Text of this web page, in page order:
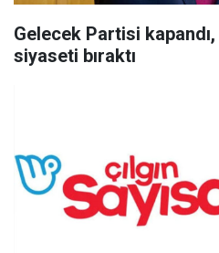
Gelecek Partisi
siyaseti bıraktı